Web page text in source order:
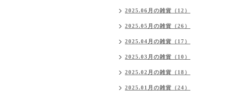
2025.06月の雑貨（12）
2025.05月の雑貨（26）
2025.04月の雑貨（17）
2025.03月の雑貨（10）
2025.02月の雑貨（18）
2025.01月の雑貨（24）